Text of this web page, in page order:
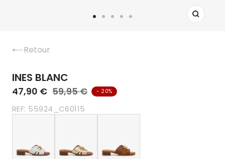
Zoom
Retour
INES BLANC
47,90 € 59,95 € - 20%
REF: 55924_C60115